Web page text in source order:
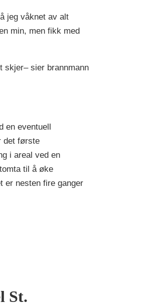
jeg våknet av alt
min, men fikk med
skjer– sier brannmann
eventuell
det første
i areal ved en
til å øke
er nesten fire ganger
St.